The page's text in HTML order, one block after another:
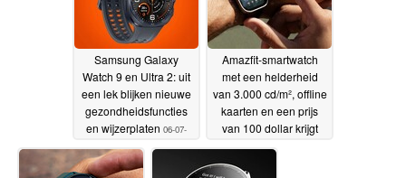
Samsung Galaxy
Watch 9 en Ultra 2: uit
een lek blijken nieuwe
gezondheidsfuncties
en wijzerplaten 06-07-
2026
Amazfit-smartwatch
met een helderheid
van 3.000 cd/m², offline
kaarten en een prijs
van 100 dollar krijgt